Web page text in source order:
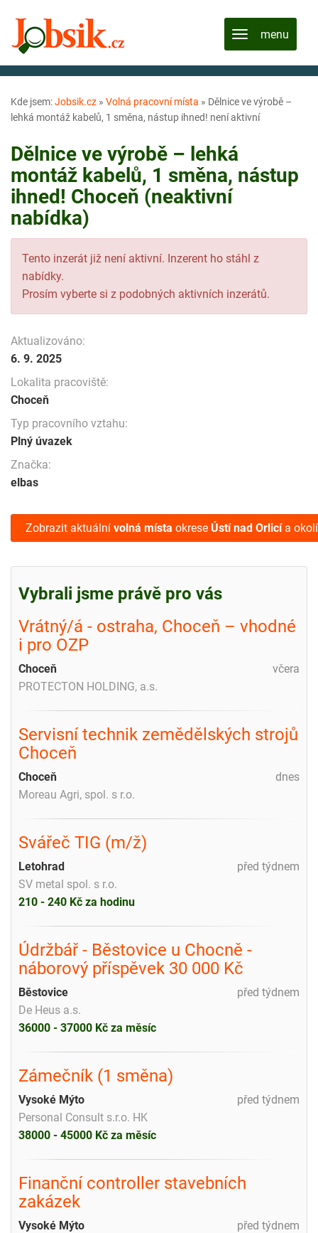
Kde jsem:Jobsik.cz » Volná pracovní místa » Dělnice ve výrobě –
lehká montáž kabelů, 1 směna, nástup ihned! není aktivní
Dělnice ve výrobě – lehká
montáž kabelů, 1 směna, nástup
ihned! Choceň (neaktivní
nabídka)
Tento inzerát již není aktivní. Inzerent ho stáhl z
nabídky.
Prosím vyberte si z podobných aktivních inzerátů.
Aktualizováno:
6. 9. 2025
Lokalita pracoviště:
Choceň
Typ pracovního vztahu:
Plný úvazek
Značka:
elbas
Zobrazit aktuální volná místa okrese Ústí nad Orlicía okolí
Vybrali jsme právě pro vás
Vrátný/á - ostraha, Choceň – vhodné
i pro OZP
včera
Choceň
PROTECTON HOLDING, a.s.
Servisní technik zemědělských strojů
Choceň
dnes
Choceň
Moreau Agri, spol. s r.o.
Svářeč TIG (m/ž)
před týdnem
Letohrad
SV metal spol. s r.o.
210 - 240 Kč za hodinu
Údržbář - Běstovice u Chocně -
náborový příspěvek 30 000 Kč
před týdnem
Běstovice
De Heus a.s.
36000 - 37000 Kč za měsíc
Zámečník (1 směna)
před týdnem
Vysoké Mýto
Personal Consult s.r.o. HK
38000 - 45000 Kč za měsíc
Finanční controller stavebních
zakázek
před týdnem
Vysoké Mýto